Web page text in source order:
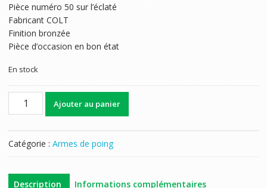
Pièce numéro 50 sur l’éclaté
Fabricant COLT
Finition bronzée
Pièce d’occasion en bon état
En stock
quantité
DE
COLT
Ajouter au panier
Catégorie : Armes de poing
Description Informations complémentaires